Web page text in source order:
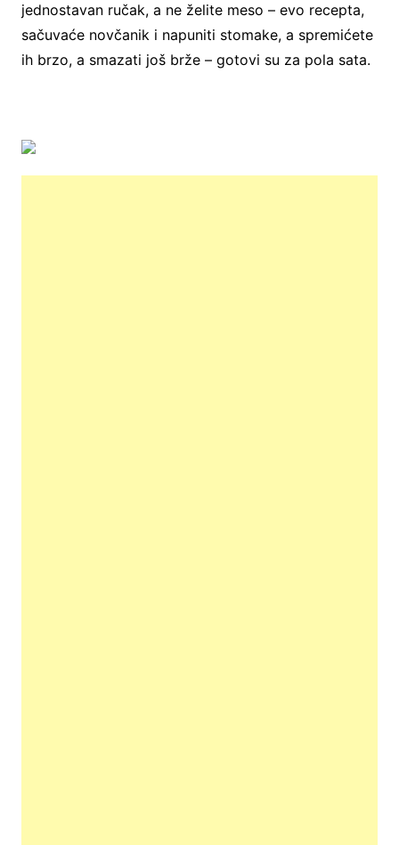
jednostavan ručak, a ne želite meso – evo recepta,
sačuvaće novčanik i napuniti stomake, a spremićete
ih brzo, a smazati još brže – gotovi su za pola sata.